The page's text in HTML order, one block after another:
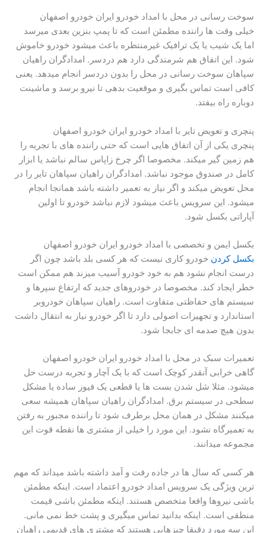
سوخت رسانی در محل با امداد خودرو ایران خودرو اصفهان
خیلی وقت ها راننده مطمئن است که تا پمپ بنزین بعدی میرسد
اما یک شیب یا یک ترافیک غیرمنتظره باعث میشود خودرو خاموش
شود. این اتفاق هم شرمندگی دارد هم دردسر. امدادگران راهیان
سپاهان سوخت رسانی در محل را بدون دردسر انجام میدهد. یعنی
کافی است تماس بگیری و موقعیت بدهی تا نیرو برسد و ماشینت
دوباره راه بیفتد.
پنچری و تعویض تایر با امداد خودرو ایران خودرو اصفهان
پنچری یکی از آن اتفاق هایی است که حتی راننده های با تجربه را
هم زمین گیر میکند. مخصوصا اگر چرخ زاپاس سالم نباشد یا ابزار
کامل در صندوق موجود نباشد. امدادگران راهیان سپاهان تایر را در
محل تعویض میکند و اگر نیاز به تعمیر داشته باشد همانجا انجام
میشود. این سرویس باعث میشود لازم نباشد خودرو تا اولین
آپاراتی بکسل شود.
بکسل ایمن و تخصصی با امداد خودرو ایران خودرو اصفهان
بکسل کردن خودرو کاری نیست که هر کسی بلد باشد چون اگر
درست انجام نشود هم به خود خودرو آسیب میزند هم ممکن است
خطر ایجاد کند. مخصوصا در خودروهای جدید که ارتفاع سپرها و
سیستم های حفاظتی متفاوت است. راهیان سپاهان خودروبر
استاندارد و تجهیزات اصولی دارد تا اگر خودرو نیاز به انتقال داشت
بدون هیچ صدمه ای جابجا شود.
تعمیرات سبک در محل با امداد خودرو ایران خودرو اصفهان
گاهی خرابی آنقدر کوچک است که با یک آچار و تجربه درست حل
میشود. مثلا شل شدن بست ها یا قطعی یک فیوز ساده یا مشکل
سطحی در سیستم برق. امدادگران راهیان سپاهان همیشه سعی
میکنند مشکل در همان محل برطرف شود تا راننده مجبور به رفتن
به تعمیرگاه نشود. این مورد را خیلی از مشتری ها نقطه قوت این
مجموعه میدانند.
هر کسی که سال ها در جاده رفت و آمد داشته باشد میداند که مهم
ترین ویژگی یک سرویس امداد خودرو اعتماد است. اینکه مطمئن
باشی نیروها واقعا متخصص هستند. اینکه مطمئن باشی قیمت
منطقی است. اینکه بدانید تماس میگیری و پشت خط نمی مانی.
این سه مورد دقیقا چیزهایی هستند که مشتری های قدیمی راهیان